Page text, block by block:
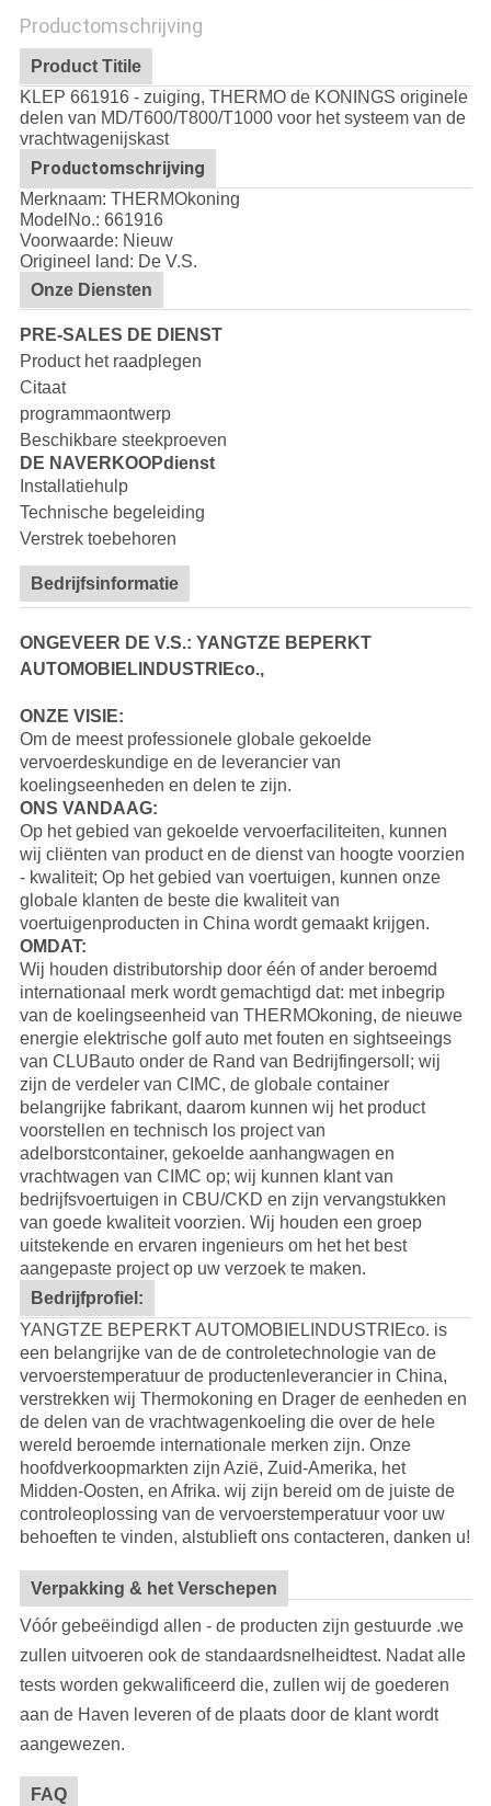
Productomschrijving
Product Titile
KLEP 661916 - zuiging, THERMO de KONINGS originele
delen van MD/T600/T800/T1000 voor het systeem van de
vrachtwagenijskast
Productomschrijving
Merknaam: THERMOkoning
ModelNo.: 661916
Voorwaarde: Nieuw
Origineel land: De V.S.
Onze Diensten
PRE-SALES DE DIENST
Product het raadplegen
Citaat
programmaontwerp
Beschikbare steekproeven
DE NAVERKOOPdienst
Installatiehulp
Technische begeleiding
Verstrek toebehoren
Bedrijfsinformatie
ONGEVEER DE V.S.: YANGTZE BEPERKT
AUTOMOBIELINDUSTRIEco.,
ONZE VISIE:
Om de meest professionele globale gekoelde
vervoerdeskundige en de leverancier van
koelingseenheden en delen te zijn.
ONS VANDAAG:
Op het gebied van gekoelde vervoerfaciliteiten, kunnen
wij cliënten van product en de dienst van hoogte voorzien
- kwaliteit; Op het gebied van voertuigen, kunnen onze
globale klanten de beste die kwaliteit van
voertuigenproducten in China wordt gemaakt krijgen.
OMDAT:
Wij houden distributorship door één of ander beroemd
internationaal merk wordt gemachtigd dat: met inbegrip
van de koelingseenheid van THERMOkoning, de nieuwe
energie elektrische golf auto met fouten en sightseeings
van CLUBauto onder de Rand van Bedrijfingersoll; wij
zijn de verdeler van CIMC, de globale container
belangrijke fabrikant, daarom kunnen wij het product
voorstellen en technisch los project van
adelborstcontainer, gekoelde aanhangwagen en
vrachtwagen van CIMC op; wij kunnen klant van
bedrijfsvoertuigen in CBU/CKD en zijn vervangstukken
van goede kwaliteit voorzien. Wij houden een groep
uitstekende en ervaren ingenieurs om het het best
aangepaste project op uw verzoek te maken.
Bedrijfprofiel:
YANGTZE BEPERKT AUTOMOBIELINDUSTRIEco. is
een belangrijke van de de controletechnologie van de
vervoerstemperatuur de productenleverancier in China,
verstrekken wij Thermokoning en Drager de eenheden en
de delen van de vrachtwagenkoeling die over de hele
wereld beroemde internationale merken zijn. Onze
hoofdverkoopmarkten zijn Azië, Zuid-Amerika, het
Midden-Oosten, en Afrika. wij zijn bereid om de juiste de
controleoplossing van de vervoerstemperatuur voor uw
behoeften te vinden, alstublieft ons contacteren, danken u!
Verpakking & het Verschepen
Vóór gebeëindigd allen - de producten zijn gestuurde .we
zullen uitvoeren ook de standaardsnelheidtest. Nadat alle
tests worden gekwalificeerd die, zullen wij de goederen
aan de Haven leveren of de plaats door de klant wordt
aangewezen.
FAQ